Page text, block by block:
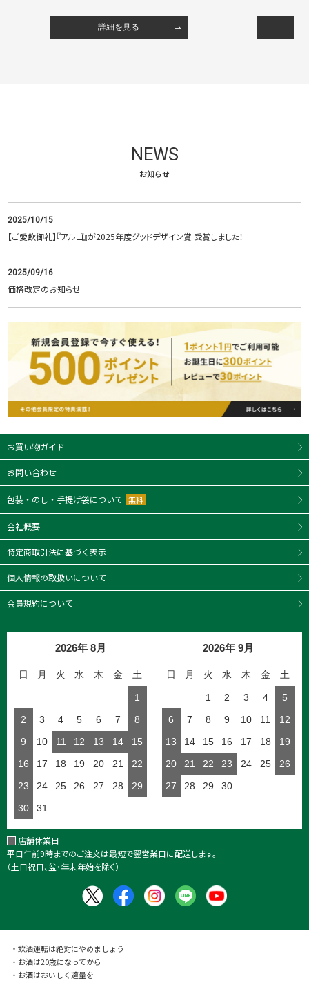
詳細を見る
NEWS
お知らせ
2025/10/15
【ご愛飲御礼】『アルゴ』が2025年度グッドデザイン賞 受賞しました！
2025/09/16
価格改定のお知らせ
お買い物ガイド
お問い合わせ
包装・のし・手提げ袋について 無料
会社概要
特定商取引法に基づく表示
個人情報の取扱いについて
会員規約について
2026年 8月
日 月 火 水 木 金 土
1
2
3 4 5 6 7
8
9
10 11 12 13 14
15
16
17 18 19 20 21
22
23
24 25 26 27 28
29
30
31
2026年 9月
日 月 火 水 木 金 土
1 2 3 4
5
6
7 8 9 10 11
12
13
14 15 16 17 18
19
20
21 22 23 24 25
26
27
28 29 30
店舗休業日
平日午前9時までのご注文は最短で翌営業日に配送します。
（土日祝日、盆・年末年始を除く）
・飲酒運転は絶対にやめましょう
・お酒は20歳になってから
・お酒はおいしく適量を